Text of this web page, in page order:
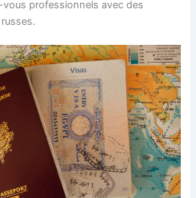
professionnels avec des